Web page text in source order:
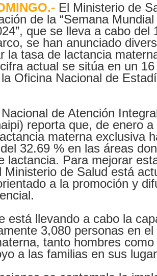
El Ministerio de
de la “Semana
que se lleva a cabo del
se han anunciado
la tasa de lactancia
actual se sitúa en un
Oficina Nacional de
de Atención
reporta que, de enero
materna exclusiva
32.69 % en las áreas
lactancia. Para mejorar
Ministerio de Salud está
a la promoción y
está llevando a cabo la
3,080 personas en
tanto hombres
a las familias en sus